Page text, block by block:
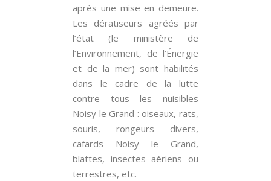
après une mise en demeure.
Les dératiseurs agréés par
l’état (le ministère de
l’Environnement, de l’Énergie
et de la mer) sont habilités
dans le cadre de la lutte
contre tous les nuisibles
Noisy le Grand : oiseaux, rats,
souris, rongeurs divers,
cafards Noisy le Grand,
blattes, insectes aériens ou
terrestres, etc.